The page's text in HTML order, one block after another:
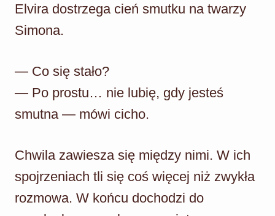
Elvira dostrzega cień smutku na twarzy
Simona.
— Co się stało?
— Po prostu… nie lubię, gdy jesteś
smutna — mówi cicho.
Chwila zawiesza się między nimi. W ich
spojrzeniach tli się coś więcej niż zwykła
rozmowa. W końcu dochodzi do